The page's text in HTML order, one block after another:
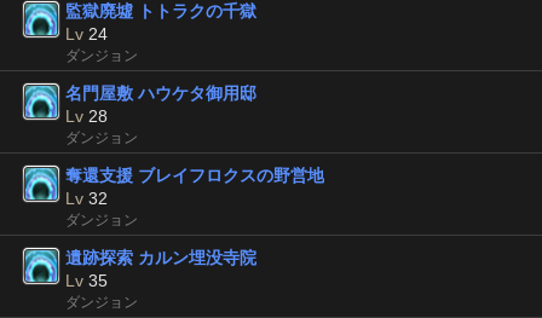
監獄廃墟 トトラクの千獄
Lv 24
ダンジョン
名門屋敷 ハウケタ御用邸
Lv 28
ダンジョン
奪還支援 ブレイフロクスの野営地
Lv 32
ダンジョン
遺跡探索 カルン埋没寺院
Lv 35
ダンジョン